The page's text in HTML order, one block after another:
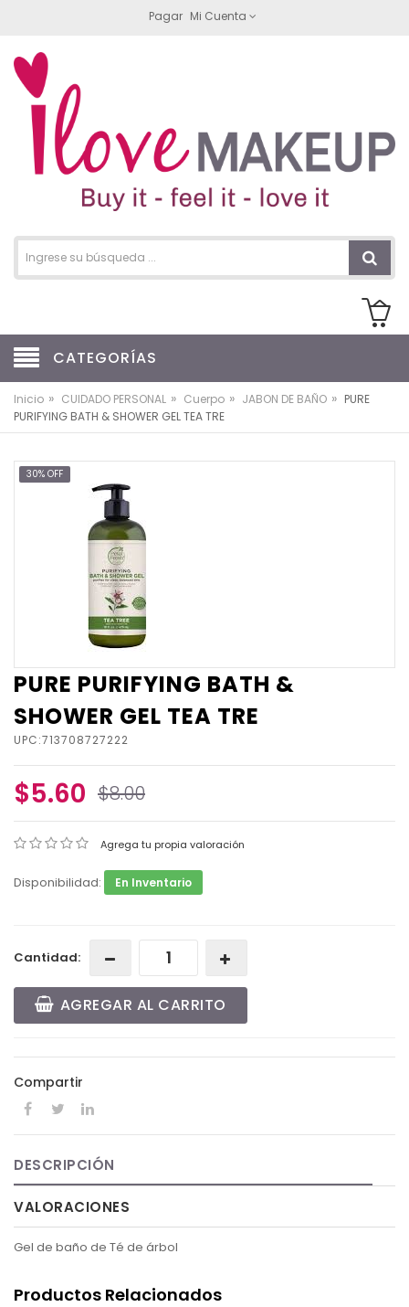
Pagar Mi Cuenta
CATEGORÍAS
Inicio » CUIDADO PERSONAL » Cuerpo » JABON DE BAÑO » PURE
PURIFYING BATH & SHOWER GEL TEA TRE
30% OFF
PURE PURIFYING BATH &
SHOWER GEL TEA TRE
UPC:713708727222
$5.60 $8.00
Agrega tu propia valoración
Disponibilidad: En Inventario
Cantidad:
AGREGAR AL CARRITO
Compartir
DESCRIPCIÓN
VALORACIONES
Gel de baño de Té de árbol
Productos Relacionados